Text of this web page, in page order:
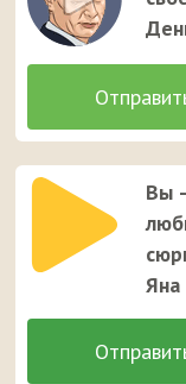
Вы
Яна